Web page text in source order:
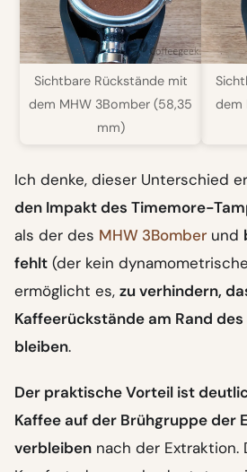
Sichtbare Rückstände mit
dem MHW 3Bomber (58,35
mm)
dem
Ich denke, dieser Unterschied
den Impakt des Timemore-
als der des MHW 3Bomber und
fehlt (der kein
ermöglicht es, zu verhindern,
Kaffeerückstände am Rand
bleiben.
Der praktische Vorteil ist
Kaffee auf der Brühgruppe der
verbleiben nach der